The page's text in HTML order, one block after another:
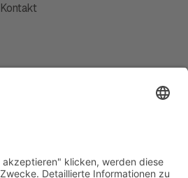
Kontakt